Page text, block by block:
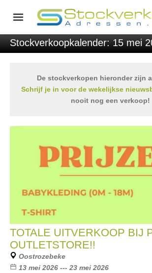
Stockverkoopkalender: 15 mei
De stockverkopen hieronder zijn
Schrijf je in voor de wekelijkse
nooit nog een verkoop!
TOTALE UITVERKOOP BIJ
OUTLETSTORE!!
Oostrozebeke
13 mei 2026 --- 23 mei 2026